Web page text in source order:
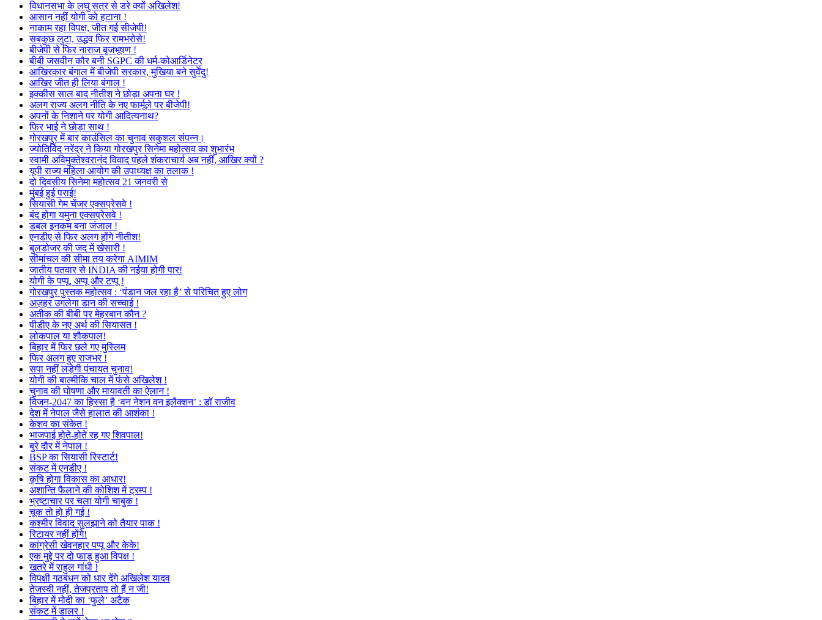
विधानसभा के लघु सत्र से डरे क्यों अखिलेश!
आसान नहीं योगी को हटाना !
नाकाम रहा विपक्ष, जीत गई सीजेपी!
सबकुछ लुटा, उद्धव फिर रामभरोसे!
बीजेपी से फिर नाराज बृजभूषण !
बीबी जसवीन कौर बनी SGPC की धर्म-कोआर्डिनेटर
आखिरकार बंगाल में बीजेपी सरकार, मुखिया बने सुर्वेंदु!
आखिर जीत ही लिया बंगाल !
इक्कीस साल बाद नीतीश ने छोड़ा अपना घर !
अलग राज्य अलग नीति के नए फार्मूले पर बीजेपी!
अपनों के निशाने पर योगी आदित्यनाथ?
फिर भाई ने छोड़ा साथ !
गोरखपुर में बार काउंसिल का चुनाव सकुशल संपन्न।
ज्योतिर्विद नरेंद्र ने किया गोरखपुर सिनेमा महोत्सव का शुभारंभ
स्वामी अविमुक्तेश्वरानंद विवाद पहले शंकराचार्य अब नहीं, आखिर क्यों ?
यूपी राज्य महिला आयोग की उपाध्यक्ष का तलाक !
दो दिवसीय सिनेमा महोत्सव 21 जनवरी से
मुंबई हुई पराई!
सियासी गेम चेंजर एक्सप्रेसवे !
बंद होगा यमुना एक्सप्रेसवे !
डबल इनकम बना जंजाल !
एनडीए से फिर अलग होंगे नीतीश!
बुलडोजर की जद में खेसारी !
सीमांचल की सीमा तय करेगा AIMIM
जातीय पतवार से INDIA की नईया होगी पार!
योगी के पप्पू, अप्पू और टप्पू !
गोरखपुर पुस्तक महोत्सव : ‘पंडान जल रहा है’ से परिचित हुए लोग
अज़हर उगलेगा डान की सच्चाई !
अतीक की बीबी पर मेहरबान कौन ?
पीडीए के नए अर्थ की सियासत !
लोकपाल या शौकपाल!
बिहार में फिर छले गए मुस्लिम
फिर अलग हुए राजभर !
सपा नहीं लड़ेगी पंचायत चुनाव!
योगी की बाल्मीकि चाल में फंसे अखिलेश !
चुनाव की घोषणा और मायावती का ऐलान !
विजन-2047 का हिस्सा है ‘वन नेशन वन इलैक्शन’ : डॉ राजीव
देश में नेपाल जैसे हालात की आशंका !
केशव का संकेत !
भाजपाई होते-होते रह गए शिवपाल!
बुरे दौर में नेपाल !
BSP का सियासी रिस्टार्ट!
संकट में एनडीए !
कृषि होगा विकास का आधार!
अशान्ति फैलाने की कोशिश में ट्रम्प !
भ्रष्टाचार पर चला योगी चाबुक !
चूक तो हो ही गई !
कश्मीर विवाद सुलझाने को तैयार पाक !
रिटायर नहीं होंगे!
कांग्रेसी खेवनहार पप्पू और केके!
एक मुद्दे पर दो फाड़ हुआ विपक्ष !
खतरे में राहुल गांधी !
विपक्षी गठबंधन को धार देंगे अखिलेश यादव
तेजस्वी नहीं, तेजप्रताप तो हैं न जी!
बिहार में मोदी का ‘फुले’ अटैक
संकट में डालर !